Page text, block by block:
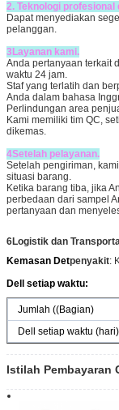
2. Teknologi
Dapat menyediakan
pelanggan.
3Layanan kami.
Anda pertanyaan terkait
waktu 24 jam.
Staf yang terlatih dan
Anda dalam bahasa
Perlindungan area
Kami memiliki tim QC,
dikemas.
4Setelah pelayanan.
Setelah pengiriman,
situasi barang.
Ketika barang tiba, jika
perbedaan dari sampel
pertanyaan dan
6Logistik dan
Kemasan Detpenyakit:
Dell setiap waktu:
Jumlah ((Bagian)
Dell setiap waktu (hari)
Istilah Pembayaran